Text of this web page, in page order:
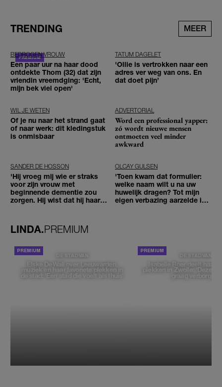
TRENDING MEER
BEDROGEN VROUW
Een paar uur na haar dood
ontdekte Thom (32) dat zijn
vriendin vreemdging: 'Echt,
mijn bek viel open'
TATUM DAGELET
'Ollie is vertrokken naar een
adres ver weg van ons. En
dat doet pijn’
WIL JE WETEN
Of je nu naar het strand gaat
of naar werk: dit kledingstuk
is onmisbaar
ADVERTORIAL
Word een professional yapper:
zó wordt nieuwe mensen
ontmoeten veel minder
awkward
SANDER DE HOSSON
'Hij vroeg mij wie er straks
voor zijn vrouw met
beginnende dementie zou
zorgen. Hij wist dat hij haar
OLCAY GULSEN
'Toen kwam dat formulier:
welke naam wilt u na uw
huwelijk dragen? Tot mijn
eigen verbazing aarzelde ik
LINDA.PREMIUM
DE STAD VAN
Elske DeWall over Leeuwarden,
muziek en haar favoriete plekken in
de stad: 'Een stad die voelt als thuis'
DE STAD VAN
Isabelle Boer deelt haar
plekken in Zwolle: 'Deze
graag verborgen'